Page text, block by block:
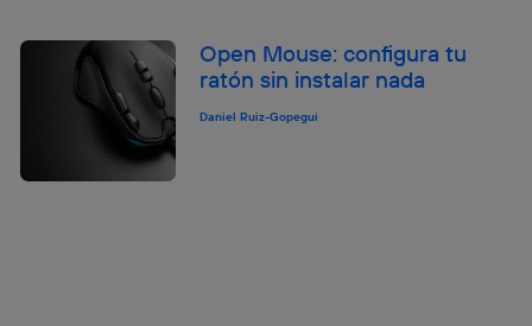
Open Mouse: configura tu
ratón sin instalar nada
Daniel Ruiz-Gopegui